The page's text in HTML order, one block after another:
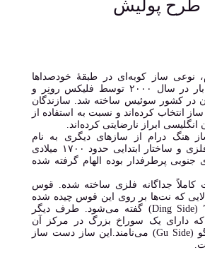
طرح پولیش
نوعی ساز کوبه‌ای در طبقهٔ خودصداها
است، که برای اولین بار در سال ۲۰۰۰ توسط فلیکس رونِر و
در کشور سوئیس ساخته شد. سازندگان
انتخاب کرده‌اند و نسبت به استفاده از
ابراز نارضایتی کرده‌اند.
هنگ درام از سازهای دیگری به نام
SteelPan با بدنه کاملاً فلزی و ساختار ابتدایی حدود ۱۷۰۰ میلادی
جنوبی پرطرفدار بوده الهام گرفته شده
جداگانه فلزی ساخته شده. قوس
که نت‌ها بر روی این قوس چیده شده
و به آن “طرفِ دینگ” (Ding Side) گفته می‌شود. طرف دیگر
دارای یک سوراخ بزرگ در مرکز آن
است، این قسمت را گو (Gu Side) می‌نامند.این ساز دست ساز